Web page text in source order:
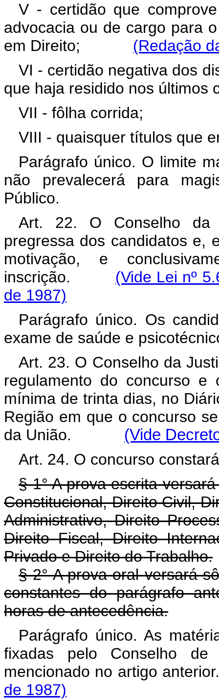
V - certidão que
advocacia ou de cargo para
em Direito; (Redação
VI - certidão negativa dos
que haja residido nos últimos
VII - fôlha corrida;
VIII - quaisquer títulos que
Parágrafo único. O limite
não prevalecerá para
Público.
Art. 22. O Conselho da
pregressa dos candidatos e,
motivação, e
inscrição. (Vide Lei nº
de 1987)
Parágrafo único. Os
exame de saúde e
Art. 23. O Conselho da
regulamento do concurso e
mínima de trinta dias, no
Região em que o concurso
da União.
(Vide
Art. 24. O concurso
§ 1° A prova escrita
Constitucional, Direito Civil,
Administrativo, Direito
Direito Fiscal, Direito
Privado e Direito do Trabalho.
§ 2° A prova oral versará
constantes do parágrafo
horas de antecedência.
Parágrafo único. As
fixadas pelo Conselho de
mencionado no artigo
de 1987)